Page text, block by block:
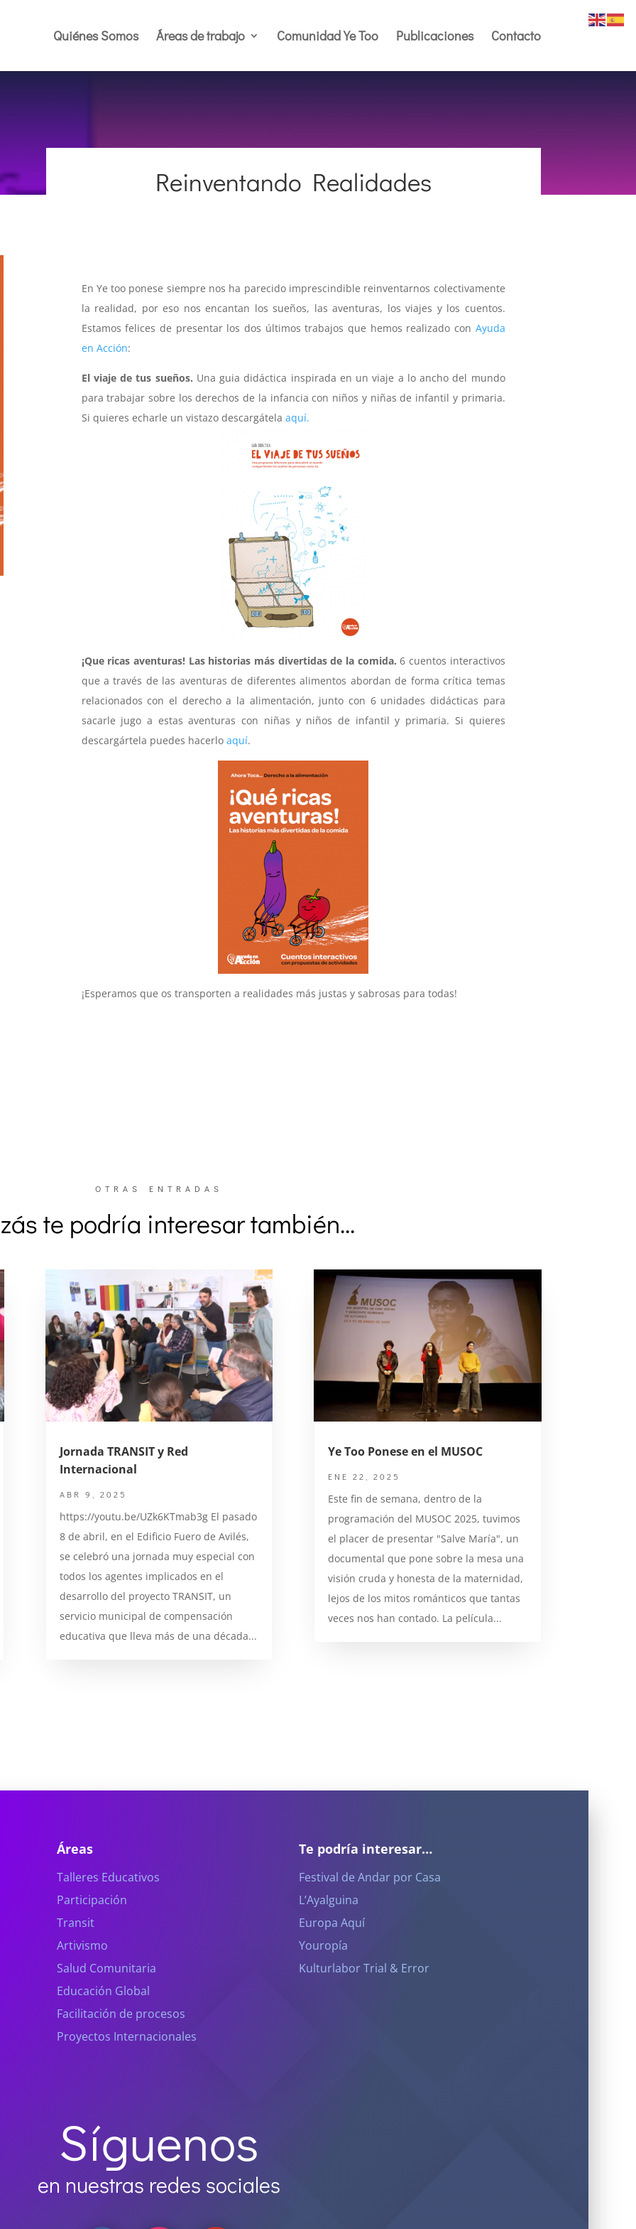
Quiénes Somos Áreas de trabajo Comunidad Ye Too Publicaciones Contacto
Reinventando Realidades
En Ye too ponese siempre nos ha parecido imprescindible reinventarnos colectivamente
la realidad, por eso nos encantan los sueños, las aventuras, los viajes y los cuentos.
Estamos felices de presentar los dos últimos trabajos que hemos realizado con Ayuda
en Acción:
El viaje de tus sueños. Una guia didáctica inspirada en un viaje a lo ancho del mundo
para trabajar sobre los derechos de la infancia con niños y niñas de infantil y primaria.
Si quieres echarle un vistazo descargátela aquí.
¡Que ricas aventuras! Las historias más divertidas de la comida. 6 cuentos interactivos
que a través de las aventuras de diferentes alimentos abordan de forma crítica temas
relacionados con el derecho a la alimentación, junto con 6 unidades didácticas para
sacarle jugo a estas aventuras con niñas y niños de infantil y primaria. Si quieres
descargártela puedes hacerlo aquí.
¡Esperamos que os transporten a realidades más justas y sabrosas para todas!
OTRAS ENTRADAS
te podría interesar también…
Jornada TRANSIT y Red
Internacional
ABR 9, 2025
https://youtu.be/UZk6KTmab3g El pasado
8 de abril, en el Edificio Fuero de Avilés,
se celebró una jornada muy especial con
todos los agentes implicados en el
desarrollo del proyecto TRANSIT, un
servicio municipal de compensación
educativa que lleva más de una década...
Ye Too Ponese en el MUSOC
ENE 22, 2025
Este fin de semana, dentro de la
programación del MUSOC 2025, tuvimos
el placer de presentar "Salve María", un
documental que pone sobre la mesa una
visión cruda y honesta de la maternidad,
lejos de los mitos románticos que tantas
veces nos han contado. La película...
Áreas
Talleres Educativos
Participación
Transit
Artivismo
Salud Comunitaria
Educación Global
Facilitación de procesos
Proyectos Internacionales
Te podría interesar…
Festival de Andar por Casa
L’Ayalguina
Europa Aquí
Youropía
Kulturlabor Trial & Error
Síguenos
en nuestras redes sociales